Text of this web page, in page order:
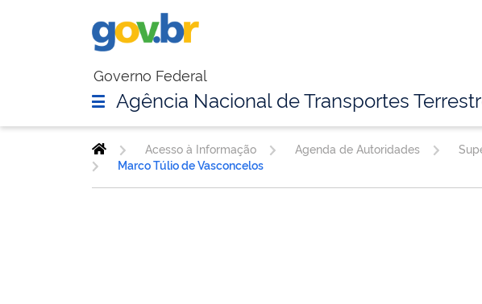
Governo Federal
Agência Nacional de Transportes
Acesso à Informação Agenda de Autoridades
Marco Túlio de Vasconcelos